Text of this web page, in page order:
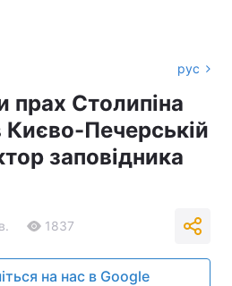
рус
прах Столипіна
Печерській
заповідника
1837
на нас в Google